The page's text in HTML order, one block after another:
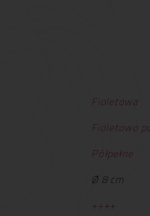
Fioletowa
Fioletowo
Półpełne
Ø 8 cm
++++